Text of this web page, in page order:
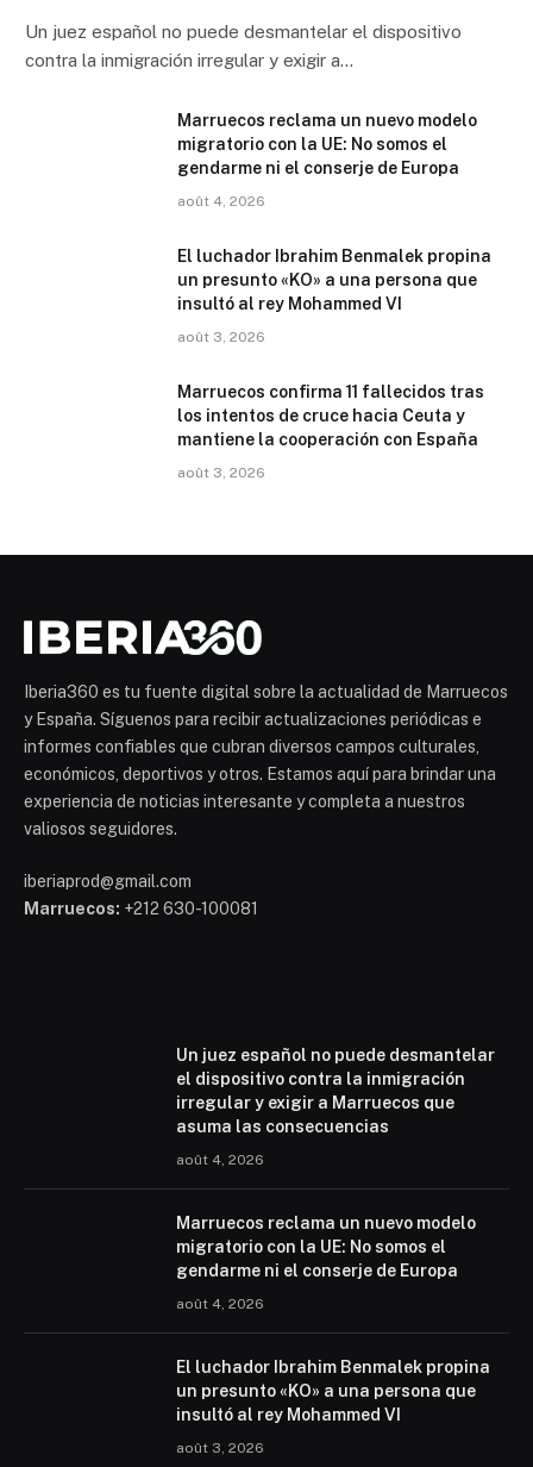
Un juez español no puede desmantelar el dispositivo
contra la inmigración irregular y exigir a…
Marruecos reclama un nuevo modelo
migratorio con la UE: No somos el
gendarme ni el conserje de Europa
août 4, 2026
El luchador Ibrahim Benmalek propina
un presunto «KO» a una persona que
insultó al rey Mohammed VI
août 3, 2026
Marruecos confirma 11 fallecidos tras
los intentos de cruce hacia Ceuta y
mantiene la cooperación con España
août 3, 2026
Iberia360 es tu fuente digital sobre la actualidad de Marruecos
y España. Síguenos para recibir actualizaciones periódicas e
informes confiables que cubran diversos campos culturales,
económicos, deportivos y otros. Estamos aquí para brindar una
experiencia de noticias interesante y completa a nuestros
valiosos seguidores.
iberiaprod@gmail.com
Marruecos: +212 630-100081
Un juez español no puede desmantelar
el dispositivo contra la inmigración
irregular y exigir a Marruecos que
asuma las consecuencias
août 4, 2026
Marruecos reclama un nuevo modelo
migratorio con la UE: No somos el
gendarme ni el conserje de Europa
août 4, 2026
El luchador Ibrahim Benmalek propina
un presunto «KO» a una persona que
insultó al rey Mohammed VI
août 3, 2026